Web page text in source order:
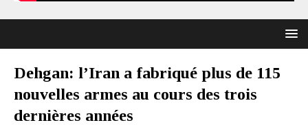
Dehgan: l’Iran a fabriqué plus de 115
nouvelles armes au cours des trois
dernières années